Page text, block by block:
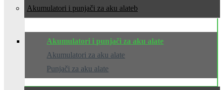
Akumulatori i punjači za aku alate
Akumulatori i punjači za aku alate
Akumulatori za aku alate
Punjači za aku alate